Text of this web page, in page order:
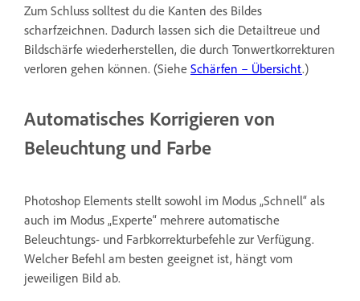
Zum Schluss solltest du die Kanten des Bildes
scharfzeichnen. Dadurch lassen sich die Detailtreue und
Bildschärfe wiederherstellen, die durch Tonwertkorrekturen
verloren gehen können. (Siehe Schärfen – Übersicht.)
Automatisches Korrigieren von
Beleuchtung und Farbe
Photoshop Elements stellt sowohl im Modus „Schnell“ als
auch im Modus „Experte“ mehrere automatische
Beleuchtungs- und Farbkorrekturbefehle zur Verfügung.
Welcher Befehl am besten geeignet ist, hängt vom
jeweiligen Bild ab.